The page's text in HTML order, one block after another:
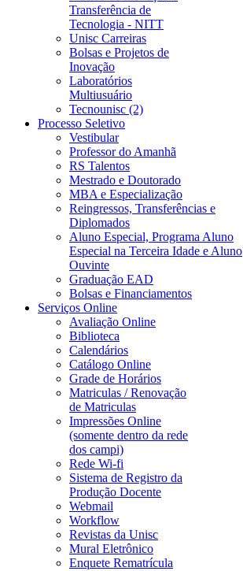
Transferência de
Tecnologia - NITT
Unisc Carreiras
Bolsas e Projetos de
Inovação
Laboratórios
Multiusuário
Tecnounisc (2)
Processo Seletivo
Vestibular
Professor do Amanhã
RS Talentos
Mestrado e Doutorado
MBA e Especialização
Reingressos, Transferências e
Diplomados
Aluno Especial, Programa Aluno
Especial na Terceira Idade e Aluno
Ouvinte
Graduação EAD
Bolsas e Financiamentos
Serviços Online
Avaliação Online
Biblioteca
Calendários
Catálogo Online
Grade de Horários
Matriculas / Renovação
de Matriculas
Impressões Online
(somente dentro da rede
dos campi)
Rede Wi-fi
Sistema de Registro da
Produção Docente
Webmail
Workflow
Revistas da Unisc
Mural Eletrônico
Enquete Rematrícula